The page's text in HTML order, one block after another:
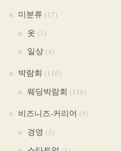
미분류 (17)
옷 (1)
일상(4)
박람회 (116)
웨딩박람회 (116)
비즈니즈-커리어 (9)
경영 (3)